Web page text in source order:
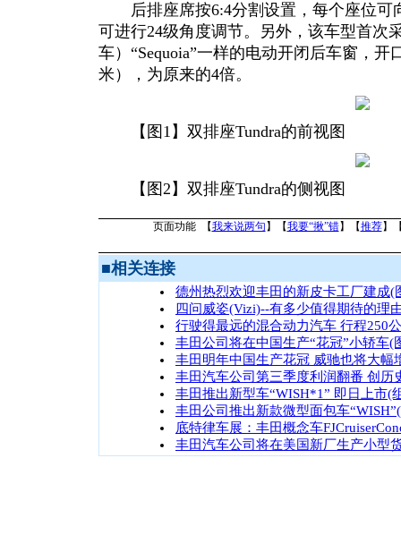
后排座席按6:4分割设置，每个座位可
可进行24级角度调节。另外，该车型首次
车）“Sequoia”一样的电动开闭后车窗，开
米），为原来的4倍。
【图1】双排座Tundra的前视图
【图2】双排座Tundra的侧视图
页面功能 【我来说两句 】【我要“揪”错】【推荐】
■相关连接
德州热烈欢迎丰田的新皮卡工厂建成(
四问威姿(Vizi)--有多少值得期待的理
行驶得最远的混合动力汽车 行程250
丰田公司将在中国生产“花冠”小轿车(
丰田明年中国生产花冠 威驰也将大幅
丰田汽车公司第三季度利润翻番 创历
丰田推出新型车“WISH*1” 即日上市(
丰田公司推出新款微型面包车
底特律车展：丰田概念车
丰田汽车公司将在美国新厂生产小型